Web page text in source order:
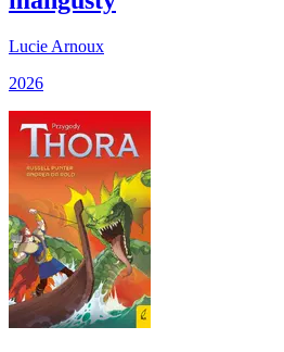
Lucie Arnoux
2026